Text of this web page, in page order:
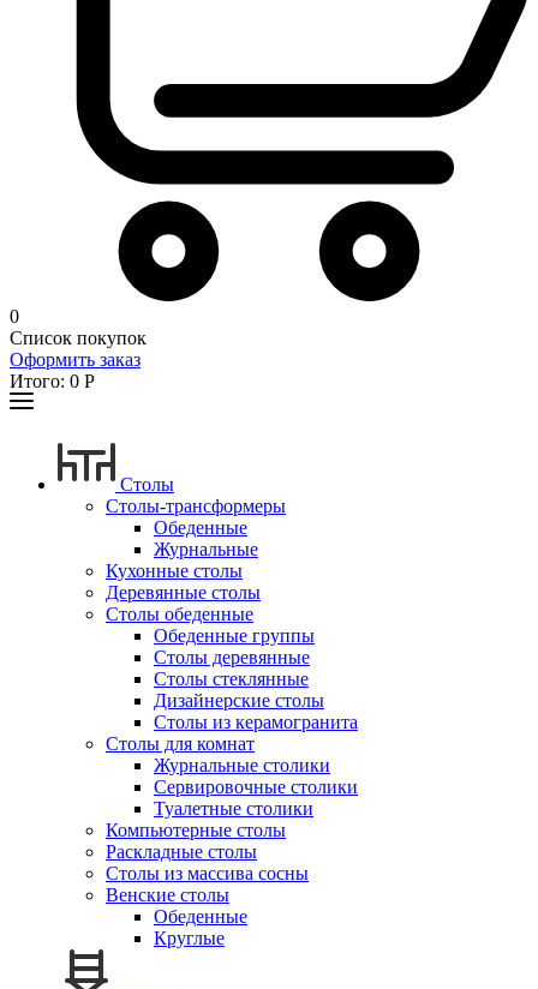
0
Список покупок
Оформить заказ
Итого: 0 Р
Столы
Столы-трансформеры
Обеденные
Журнальные
Кухонные столы
Деревянные столы
Столы обеденные
Обеденные группы
Столы деревянные
Столы стеклянные
Дизайнерские столы
Столы из керамогранита
Столы для комнат
Журнальные столики
Сервировочные столики
Туалетные столики
Компьютерные столы
Раскладные столы
Столы из массива сосны
Венские столы
Обеденные
Круглые